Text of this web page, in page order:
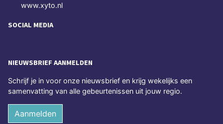
www.xyto.nl
SOCIAL MEDIA
NIEUWSBRIEF AANMELDEN
Schrijf je in voor onze nieuwsbrief en krijg wekelijks een
samenvatting van alle gebeurtenissen uit jouw regio.
Aanmelden